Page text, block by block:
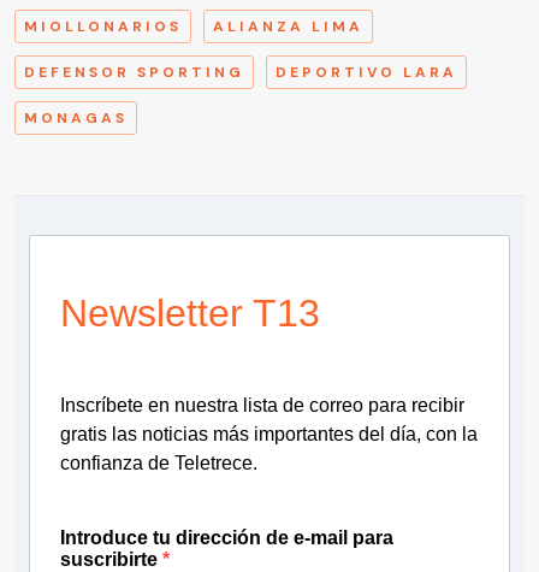
MIOLLONARIOS ALIANZA LIMA
DEFENSOR SPORTING DEPORTIVO LARA
MONAGAS
Newsletter T13
Inscríbete en nuestra lista de correo para recibir
gratis las noticias más importantes del día, con la
confianza de Teletrece.
Introduce tu dirección de e-mail para
suscribirte